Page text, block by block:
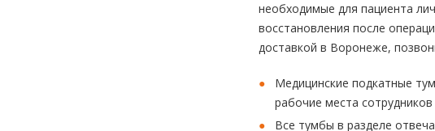
необходимые для пациента
восстановления после
доставкой в Воронеже,
Медицинские подкатные
рабочие места
Все тумбы в разделе